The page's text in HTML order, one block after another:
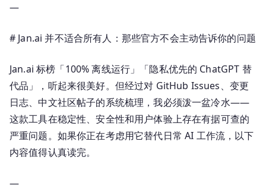
本
模
型
运
行
更
高
效
—
# Jan.ai 并不适合所有人：那些官方不会主动告诉你的问题
Jan.ai 标榜「100% 离线运行」「隐私优先的 ChatGPT 替
代品」，听起来很美好。但经过对 GitHub Issues、变更
日志、中文社区帖子的系统梳理，我必须泼一盆冷水——
这款工具在稳定性、安全性和用户体验上存在有据可查的
严重问题。如果你正在考虑用它替代日常 AI 工作流，以下
内容值得认真读完。
—